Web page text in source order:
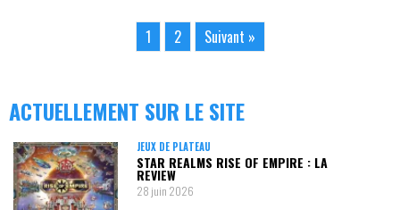
1 2 Suivant »
ACTUELLEMENT SUR LE SITE
JEUX DE PLATEAU
STAR REALMS RISE OF EMPIRE : LA
REVIEW
28 juin 2026